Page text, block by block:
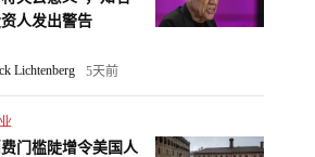
人发出警告
Lichtenberg 5天前
门槛陡增令美国人